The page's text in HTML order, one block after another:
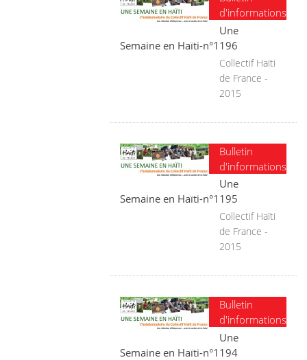
d'informations
Une
Semaine en Haïti-n°1196
Collectif Haïti
de France -
2015
Bulletin
d'informations
Une
Semaine en Haïti-n°1195
Collectif Haïti
de France -
2015
Bulletin
d'informations
Une
Semaine en Haïti-n°1194